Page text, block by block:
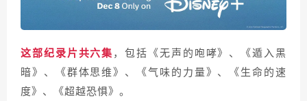
这部纪录片共六集，包括《无声的咆哮》、《遁入黑
暗》、《群体思维》、《气味的力量》、《生命的速
度》、《超越恐惧》。